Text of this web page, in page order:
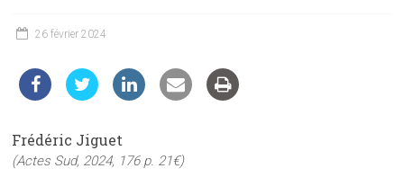
public
26 février 2024
Frédéric Jiguet
(Actes Sud, 2024, 176 p. 21€)